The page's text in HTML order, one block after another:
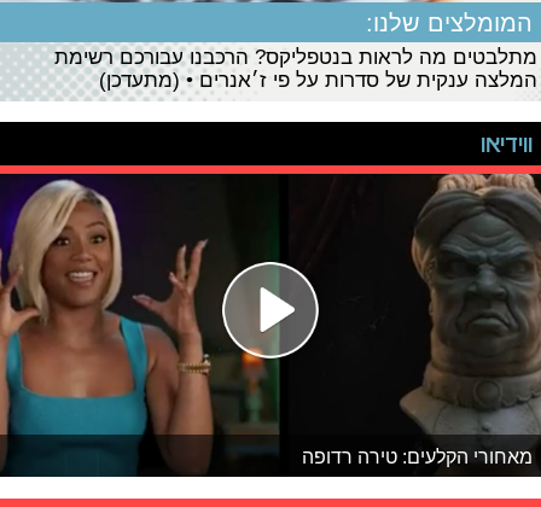
המומלצים שלנו:
מתלבטים מה לראות בנטפליקס? הרכבנו עבורכם רשימת
המלצה ענקית של סדרות על פי ז׳אנרים • (מתעדכן)
ווידיאו
מאחורי הקלעים: טירה רדופה